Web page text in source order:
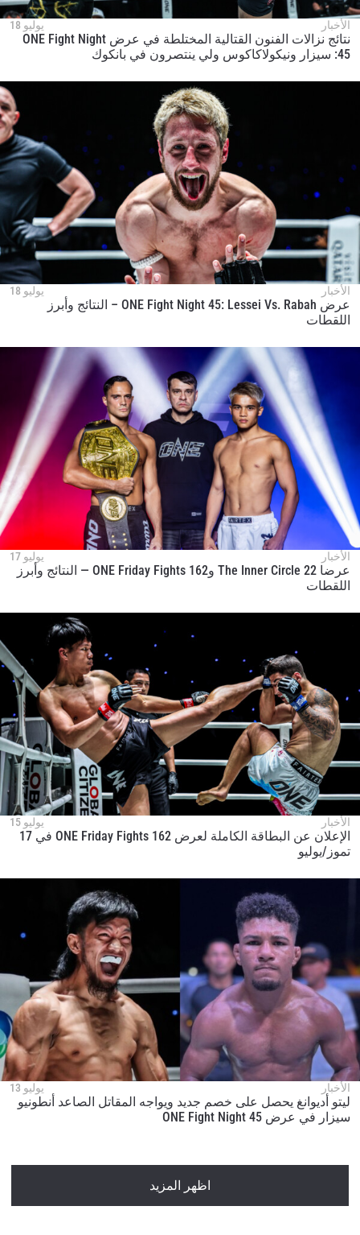
الأخبار يوليو 18
نتائج نزالات الفنون القتالية المختلطة في عرض ONE Fight Night
45: سيزار ونيكولاكاكوس ولي ينتصرون في بانكوك
الأخبار يوليو 18
عرض ONE Fight Night 45: Lessei Vs. Rabah – النتائج وأبرز
اللقطات
الأخبار يوليو 17
عرضا The Inner Circle 22 وONE Friday Fights 162 — النتائج وأبرز
اللقطات
الأخبار يوليو 15
الإعلان عن البطاقة الكاملة لعرض ONE Friday Fights 162 في 17
تموز/يوليو
الأخبار يوليو 13
ليتو أديوانغ يحصل على خصم جديد ويواجه المقاتل الصاعد أنطونيو
سيزار في عرض ONE Fight Night 45
اظهر المزيد